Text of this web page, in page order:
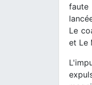
faute
Le
et Le